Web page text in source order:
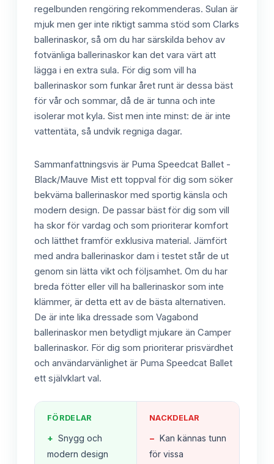
regelbunden rengöring rekommenderas. Sulan är
mjuk men ger inte riktigt samma stöd som Clarks
ballerinaskor, så om du har särskilda behov av
fotvänliga ballerinaskor kan det vara värt att
lägga i en extra sula. För dig som vill ha
ballerinaskor som funkar året runt är dessa bäst
för vår och sommar, då de är tunna och inte
isolerar mot kyla. Sist men inte minst: de är inte
vattentäta, så undvik regniga dagar.
Sammanfattningsvis är Puma Speedcat Ballet -
Black/Mauve Mist ett toppval för dig som söker
bekväma ballerinaskor med sportig känsla och
modern design. De passar bäst för dig som vill
ha skor för vardag och som prioriterar komfort
och lätthet framför exklusiva material. Jämfört
med andra ballerinaskor dam i testet står de ut
genom sin lätta vikt och följsamhet. Om du har
breda fötter eller vill ha ballerinaskor som inte
klämmer, är detta ett av de bästa alternativen.
De är inte lika dressade som Vagabond
ballerinaskor men betydligt mjukare än Camper
ballerinaskor. För dig som prioriterar prisvärdhet
och användarvänlighet är Puma Speedcat Ballet
ett självklart val.
FÖRDELAR
+ Snygg och
modern design
NACKDELAR
− Kan kännas tunn
för vissa